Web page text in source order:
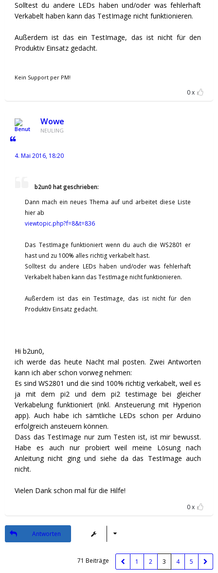
Solltest du andere LEDs haben und/oder was fehlerhaft
Verkabelt haben kann das TestImage nicht funktionieren.
Außerdem ist das ein TestImage, das ist nicht für den
Produktiv Einsatz gedacht.
Kein Support per PM!
0
Wowe
NEULING
4. Mai 2016, 18:20
b2un0 hat geschrieben:
Dann mach ein neues Thema auf und arbeitet diese Liste
hier ab
viewtopic.php?f=8&t=836
Das TestImage funktioniert wenn du auch die WS2801 er
hast und zu 100% alles richtig verkabelt hast.
Solltest du andere LEDs haben und/oder was fehlerhaft
Verkabelt haben kann das TestImage nicht funktionieren.
Außerdem ist das ein TestImage, das ist nicht für den
Produktiv Einsatz gedacht.
Hi b2un0,
ich werde das heute Nacht mal posten. Zwei Antworten
kann ich aber schon vorweg nehmen:
Es sind WS2801 und die sind 100% richtig verkabelt, weil es
ja mit dem pi2 und dem pi2 testimage bei gleicher
Verkabelung funktioniert (inkl. Ansteuerung mit Hyperion
app). Auch habe ich sämtliche LEDs schon per Arduino
erfolgreich ansteuern können.
Dass das TestImage nur zum Testen ist, ist mir bewusst.
Habe es auch nur probiert weil meine Lösung nach
Anleitung nicht ging und siehe da das TestImage auch
nicht.
Vielen Dank schon mal für die Hilfe!
0
Antworten
71 Beiträge 1 2 3 4 5